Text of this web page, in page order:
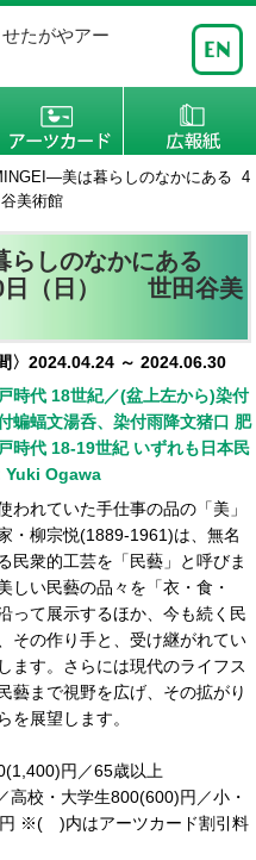
美は暮らしのなかにある 4
美術館
しのなかにある
日（日） 世田谷美
〉2024.04.24 ～ 2024.06.30
時代 18世紀／(盆上左から)染付
蝙蝠文湯呑、染付雨降文猪口 肥
時代 18-19世紀 いずれも日本民
Ogawa
われていた手仕事の品の「美」
・柳宗悦(1889-1961)は、無名
民衆的工芸を「民藝」と呼びま
しい民藝の品々を「衣・食・
って展示するほか、今も続く民
その作り手と、受け継がれてい
ます。さらには現代のライフス
藝まで視野を広げ、その拡がり
を展望します。
円／65歳以上
高校・大学生800(600)円／小・
※( )内はアーツカード割引料